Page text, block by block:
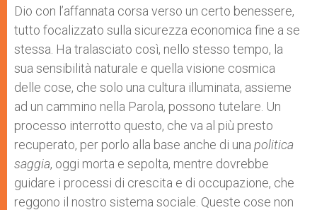
Dio con l’affannata corsa verso un certo benessere,
tutto focalizzato sulla sicurezza economica fine a se
stessa. Ha tralasciato così, nello stesso tempo, la
sua sensibilità naturale e quella visione cosmica
delle cose, che solo una cultura illuminata, assieme
ad un cammino nella Parola, possono tutelare. Un
processo interrotto questo, che va al più presto
recuperato, per porlo alla base anche di una politica
saggia, oggi morta e sepolta, mentre dovrebbe
guidare i processi di crescita e di occupazione, che
reggono il nostro sistema sociale. Queste cose non